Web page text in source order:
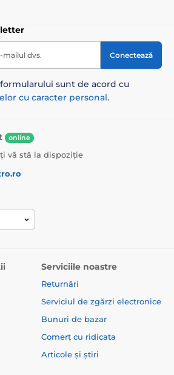
mailul dvs. Conectează
sunt de acord cu
cu caracter personal.
online
vă stă la dispoziție
Serviciile noastre
Returnări
Serviciul de zgărzi electronice
Bunuri de bazar
Comerț cu ridicata
Articole și știri